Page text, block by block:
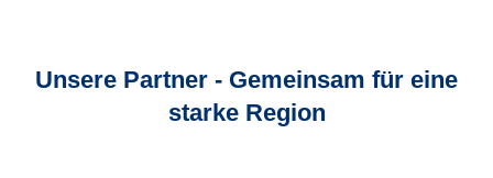
Unsere Partner - Gemeinsam für eine
starke Region